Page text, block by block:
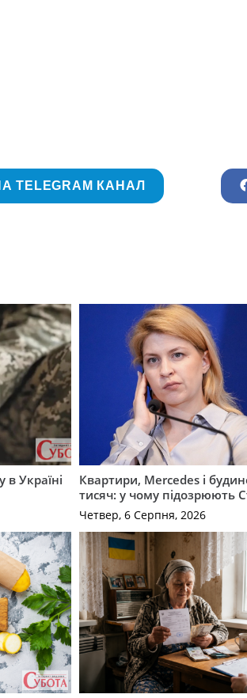
TELEGRAM КАНАЛ
в Україні
Квартири, Mercedes і
тисяч: у чому підозрюють
Четвер, 6 Серпня, 2026